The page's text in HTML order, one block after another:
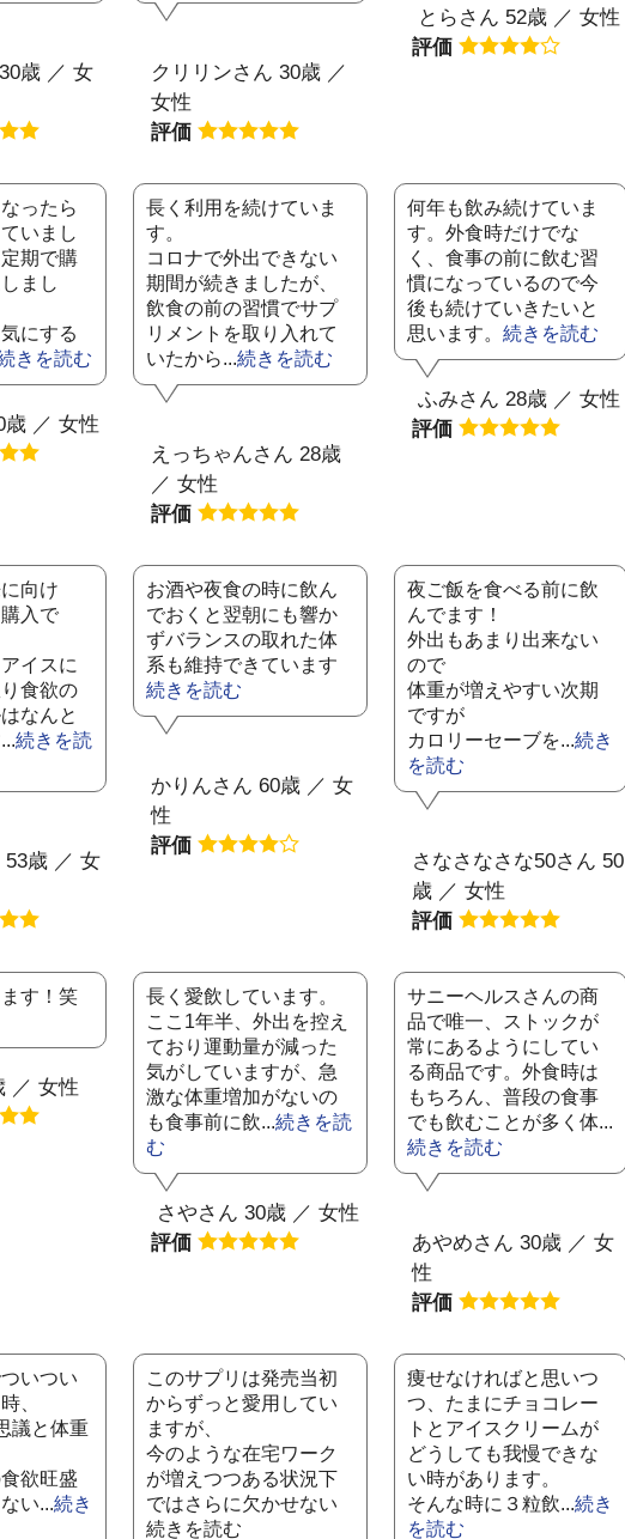
歳 ／ 女
クリリンさん 30歳 ／
女性
評価
とらさん 52歳 ／ 女性
評価
ったら
いまし
期で購
まし
にする
きを読む
歳 ／ 女性
長く利用を続けていま
す。
コロナで外出できない
期間が続きましたが、
飲食の前の習慣でサプ
リメントを取り入れて
いたから...続きを読む
えっちゃんさん 28歳
／ 女性
評価
何年も飲み続けていま
す。外食時だけでな
く、食事の前に飲む習
慣になっているので今
後も続けていきたいと
思います。 続きを読む
ふみさん 28歳 ／ 女性
評価
向け
入で
イスに
食欲の
なんと
続きを読
53歳 ／ 女
お酒や夜食の時に飲ん
でおくと翌朝にも響か
ずバランスの取れた体
系も維持できています
続きを読む
かりんさん 60歳 ／ 女
性
評価
夜ご飯を食べる前に飲
んでます！
外出もあまり出来ない
ので
体重が増えやすい次期
ですが
カロリーセーブを...続き
を読む
さなさなさな50さん 50
歳 ／ 女性
評価
す！笑
／ 女性
長く愛飲しています。
ここ1年半、外出を控え
ており運動量が減った
気がしていますが、急
激な体重増加がないの
も食事前に飲...続きを読
む
さやさん 30歳 ／ 女性
評価
サニーヘルスさんの商
品で唯一、ストックが
常にあるようにしてい
る商品です。外食時は
もちろん、普段の食事
でも飲むことが多く体...
続きを読む
あやめさん 30歳 ／ 女
性
評価
いつい
、
議と体重
欲旺盛
い...続き
このサプリは発売当初
からずっと愛用してい
ますが、
今のような在宅ワーク
が増えつつある状況下
ではさらに欠かせない
続きを読む
痩せなければと思いつ
つ、たまにチョコレー
トとアイスクリームが
どうしても我慢できな
い時があります。
そんな時に３粒飲...続き
を読む